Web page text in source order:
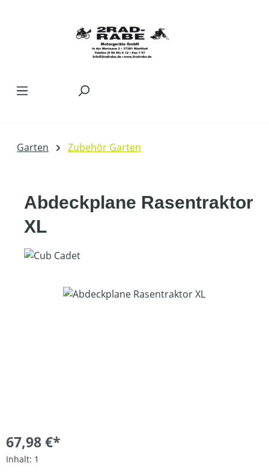
Garten Zubehör Garten
Abdeckplane Rasentraktor
XL
Bildergalerie überspringen
67,98 €*
Inhalt: 1